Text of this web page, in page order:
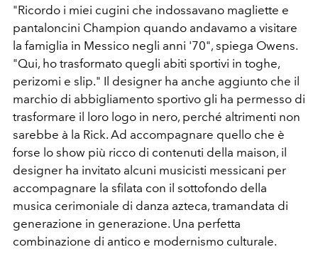
"Ricordo i miei cugini che indossavano magliette e
pantaloncini Champion quando andavamo a visitare
la famiglia in Messico negli anni '70", spiega Owens.
"Qui, ho trasformato quegli abiti sportivi in ​​toghe,
perizomi e slip." Il designer ha anche aggiunto che il
marchio di abbigliamento sportivo gli ha permesso di
trasformare il loro logo in nero, perché altrimenti non
sarebbe à la Rick. Ad accompagnare quello che è
forse lo show più ricco di contenuti della maison, il
designer ha invitato alcuni musicisti messicani per
accompagnare la sfilata con il sottofondo della
musica cerimoniale di danza azteca, tramandata di
generazione in generazione. Una perfetta
combinazione di antico e modernismo culturale.